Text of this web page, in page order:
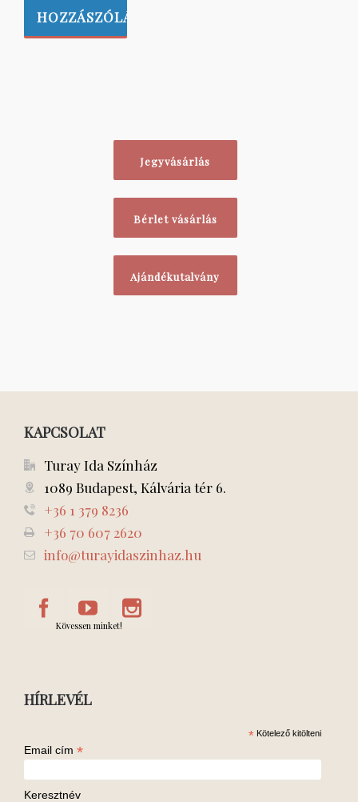
Jegyvásárlás
Bérlet vásárlás
Ajándékutalvány
KAPCSOLAT
Turay Ida Színház
1089 Budapest, Kálvária tér 6.
+36 1 379 8236
+36 70 607 2620
info@turayidaszinhaz.hu
Kövessen minket!
HÍRLEVÉL
* Kötelező kitölteni
Email cím *
Keresztnév